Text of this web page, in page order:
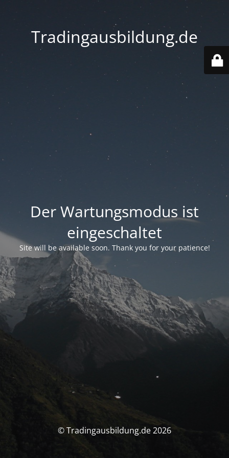
Tradingausbildung.de
Der Wartungsmodus ist
eingeschaltet
Site will be available soon. Thank you for your patience!
© Tradingausbildung.de 2026